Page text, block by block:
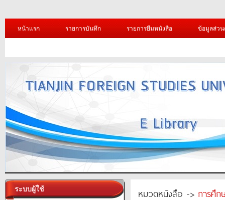
หน้าแรก รายการบันทึก รายการยืมหนังสือ ข้อมูลส่ว
ระบบผู้ใช้ หมวดหนังสือ -> การศึก